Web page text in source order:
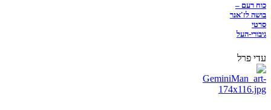
כוח רעם –
בושה לז'אנר
סרטי
גיבורי-העל
עדי פרל